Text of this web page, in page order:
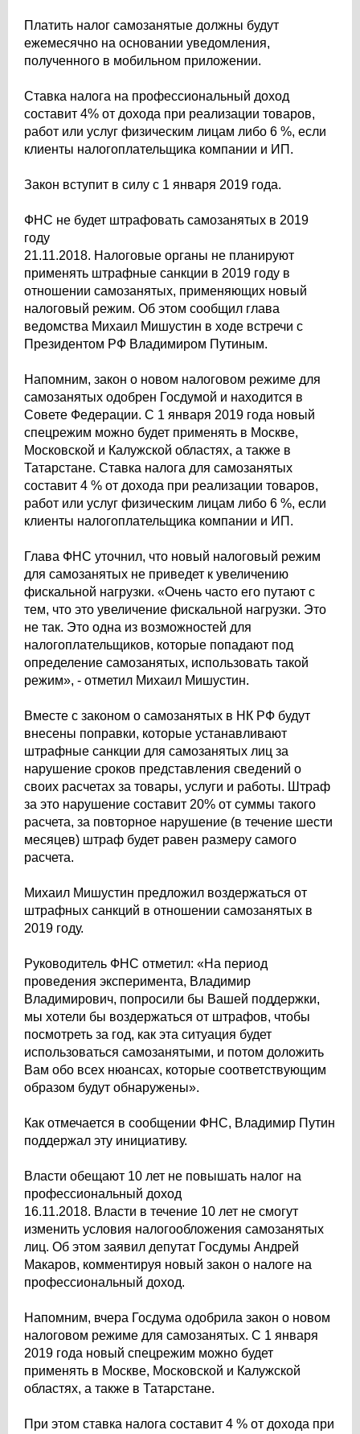
Платить налог самозанятые должны будут
ежемесячно на основании уведомления,
полученного в мобильном приложении.
Ставка налога на профессиональный доход
составит 4% от дохода при реализации товаров,
работ или услуг физическим лицам либо 6 %, если
клиенты налогоплательщика компании и ИП.
Закон вступит в силу с 1 января 2019 года.
ФНС не будет штрафовать самозанятых в 2019
году
21.11.2018. Налоговые органы не планируют
применять штрафные санкции в 2019 году в
отношении самозанятых, применяющих новый
налоговый режим. Об этом сообщил глава
ведомства Михаил Мишустин в ходе встречи с
Президентом РФ Владимиром Путиным.
Напомним, закон о новом налоговом режиме для
самозанятых одобрен Госдумой и находится в
Совете Федерации. С 1 января 2019 года новый
спецрежим можно будет применять в Москве,
Московской и Калужской областях, а также в
Татарстане. Ставка налога для самозанятых
составит 4 % от дохода при реализации товаров,
работ или услуг физическим лицам либо 6 %, если
клиенты налогоплательщика компании и ИП.
Глава ФНС уточнил, что новый налоговый режим
для самозанятых не приведет к увеличению
фискальной нагрузки. «Очень часто его путают с
тем, что это увеличение фискальной нагрузки. Это
не так. Это одна из возможностей для
налогоплательщиков, которые попадают под
определение самозанятых, использовать такой
режим», - отметил Михаил Мишустин.
Вместе с законом о самозанятых в НК РФ будут
внесены поправки, которые устанавливают
штрафные санкции для самозанятых лиц за
нарушение сроков представления сведений о
своих расчетах за товары, услуги и работы. Штраф
за это нарушение составит 20% от суммы такого
расчета, за повторное нарушение (в течение шести
месяцев) штраф будет равен размеру самого
расчета.
Михаил Мишустин предложил воздержаться от
штрафных санкций в отношении самозанятых в
2019 году.
Руководитель ФНС отметил: «На период
проведения эксперимента, Владимир
Владимирович, попросили бы Вашей поддержки,
мы хотели бы воздержаться от штрафов, чтобы
посмотреть за год, как эта ситуация будет
использоваться самозанятыми, и потом доложить
Вам обо всех нюансах, которые соответствующим
образом будут обнаружены».
Как отмечается в сообщении ФНС, Владимир Путин
поддержал эту инициативу.
Власти обещают 10 лет не повышать налог на
профессиональный доход
16.11.2018. Власти в течение 10 лет не смогут
изменить условия налогообложения самозанятых
лиц. Об этом заявил депутат Госдумы Андрей
Макаров, комментируя новый закон о налоге на
профессиональный доход.
Напомним, вчера Госдума одобрила закон о новом
налоговом режиме для самозанятых. С 1 января
2019 года новый спецрежим можно будет
применять в Москве, Московской и Калужской
областях, а также в Татарстане.
При этом ставка налога составит 4 % от дохода при